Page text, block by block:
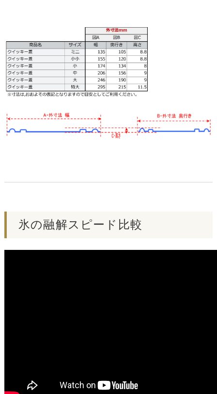
氷の融解スピード比較